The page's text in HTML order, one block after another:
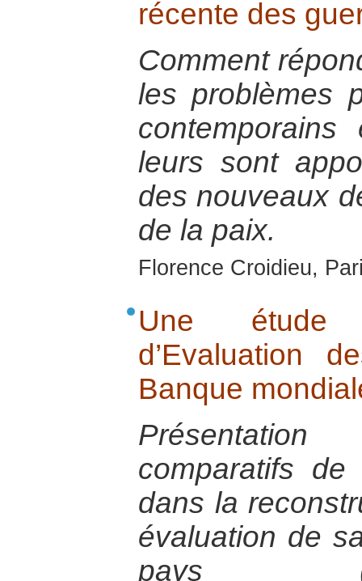
récente des
Comment
les problèmes
leurs sont
des nouveaux
de la paix.
Florence Croidieu,
Une étude
d’Evaluation
Banque
comparatifs
dans la
évaluation de
pays